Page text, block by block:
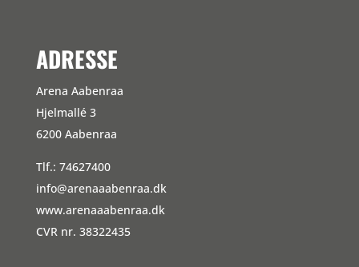
ADRESSE
Arena Aabenraa
Hjelmallé 3
6200 Aabenraa
Tlf.: 74627400
info@arenaaabenraa.dk
www.arenaaabenraa.dk
CVR nr. 38322435